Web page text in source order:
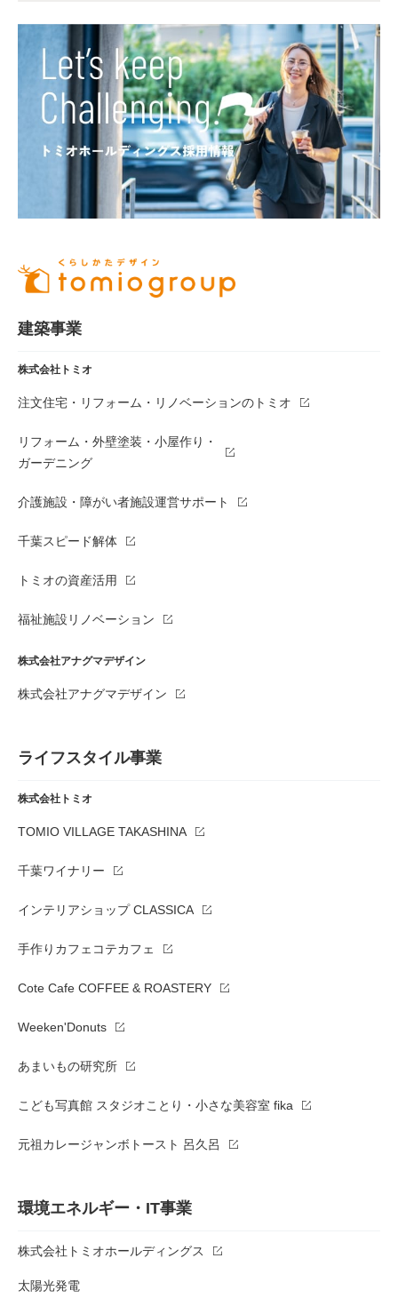
建築事業
株式会社トミオ
注文住宅・リフォーム・リノベーションのトミオ
リフォーム・外壁塗装・小屋作り・
ガーデニング
介護施設・障がい者施設運営サポート
千葉スピード解体
トミオの資産活用
福祉施設リノベーション
株式会社アナグマデザイン
株式会社アナグマデザイン
ライフスタイル事業
株式会社トミオ
TOMIO VILLAGE TAKASHINA
千葉ワイナリー
インテリアショップ CLASSICA
手作りカフェコテカフェ
Cote Cafe COFFEE & ROASTERY
Weeken'Donuts
あまいもの研究所
こども写真館 スタジオことり・小さな美容室 fika
元祖カレージャンボトースト 呂久呂
環境エネルギー・IT事業
株式会社トミオホールディングス
太陽光発電